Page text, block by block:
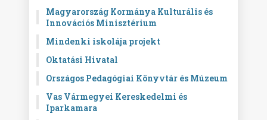
Magyarország Kormánya Kulturális és
Innovációs Minisztérium
Mindenki iskolája projekt
Oktatási Hivatal
Országos Pedagógiai Könyvtár és Múzeum
Vas Vármegyei Kereskedelmi és
Iparkamara